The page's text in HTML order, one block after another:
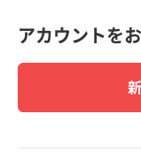
アカウントを